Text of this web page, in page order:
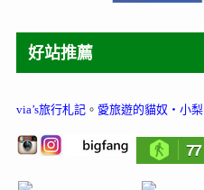
好站推薦
via’s旅行札記。 愛旅遊的貓奴‧小梨
77